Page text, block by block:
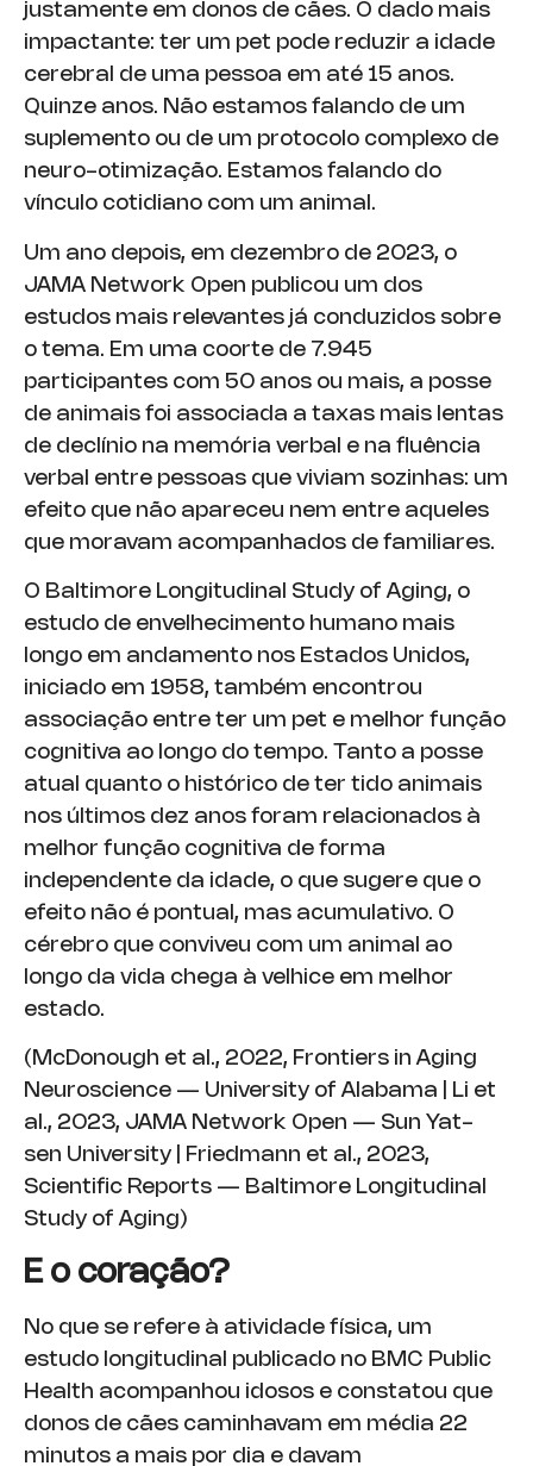
justamente em donos de cães. O dado mais
impactante: ter um pet pode reduzir a idade
cerebral de uma pessoa em até 15 anos.
Quinze anos. Não estamos falando de um
suplemento ou de um protocolo complexo de
neuro-otimização. Estamos falando do
vínculo cotidiano com um animal.
Um ano depois, em dezembro de 2023, o
JAMA Network Open publicou um dos
estudos mais relevantes já conduzidos sobre
o tema. Em uma coorte de 7.945
participantes com 50 anos ou mais, a posse
de animais foi associada a taxas mais lentas
de declínio na memória verbal e na fluência
verbal entre pessoas que viviam sozinhas: um
efeito que não apareceu nem entre aqueles
que moravam acompanhados de familiares.
O Baltimore Longitudinal Study of Aging, o
estudo de envelhecimento humano mais
longo em andamento nos Estados Unidos,
iniciado em 1958, também encontrou
associação entre ter um pet e melhor função
cognitiva ao longo do tempo. Tanto a posse
atual quanto o histórico de ter tido animais
nos últimos dez anos foram relacionados à
melhor função cognitiva de forma
independente da idade, o que sugere que o
efeito não é pontual, mas acumulativo. O
cérebro que conviveu com um animal ao
longo da vida chega à velhice em melhor
estado.
(McDonough et al., 2022, Frontiers in Aging
Neuroscience — University of Alabama | Li et
al., 2023, JAMA Network Open — Sun Yat-
sen University | Friedmann et al., 2023,
Scientific Reports — Baltimore Longitudinal
Study of Aging)
E o coração?
No que se refere à atividade física, um
estudo longitudinal publicado no BMC Public
Health acompanhou idosos e constatou que
donos de cães caminhavam em média 22
minutos a mais por dia e davam